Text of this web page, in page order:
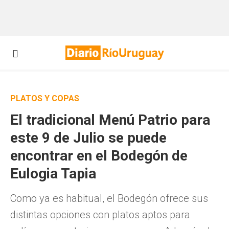
PLATOS Y COPAS
El tradicional Menú Patrio para
este 9 de Julio se puede
encontrar en el Bodegón de
Eulogia Tapia
Como ya es habitual, el Bodegón ofrece sus
distintas opciones con platos aptos para